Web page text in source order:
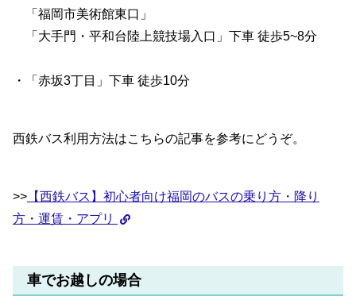
「福岡市美術館東口」
「大手門・平和台陸上競技場入口」下車 徒歩5~8分
・「赤坂3丁目」下車 徒歩10分
西鉄バス利用方法はこちらの記事を参考にどうぞ。
>> 【西鉄バス】初心者向け福岡のバスの乗り方・降り
方・運賃・アプリ
車でお越しの場合